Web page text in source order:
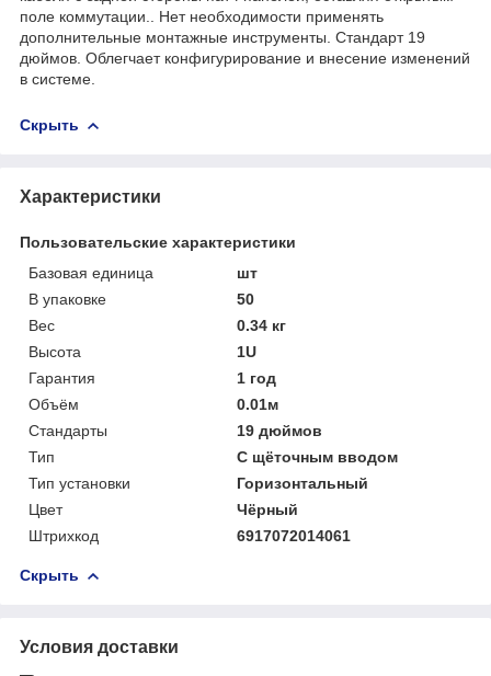
поле коммутации.. Нет необходимости применять
дополнительные монтажные инструменты. Стандарт 19
дюймов. Облегчает конфигурирование и внесение изменений
в системе.
Скрыть
Характеристики
Пользовательские характеристики
Базовая единица
шт
В упаковке
50
Вес
0.34 кг
Высота
1U
Гарантия
1 год
Объём
0.01м
Стандарты
19 дюймов
Тип
С щёточным вводом
Тип установки
Горизонтальный
Цвет
Чёрный
Штрихкод
6917072014061
Скрыть
Условия доставки